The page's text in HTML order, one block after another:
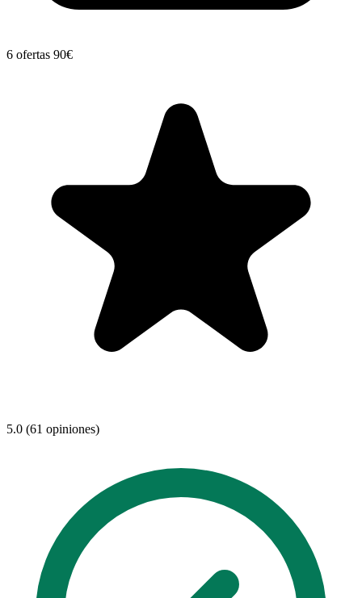
6 ofertas 90€
5.0 (61 opiniones)